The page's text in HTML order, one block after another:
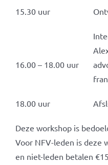
15.30 uur
16.00 – 18.00 uur
18.00 uur
Deze workshop is
Voor NFV-leden is deze
en niet-leden betalen